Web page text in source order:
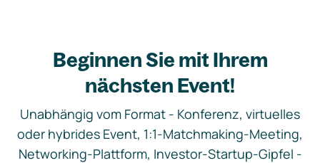
Beginnen Sie mit Ihrem
nächsten Event!
Unabhängig vom Format - Konferenz, virtuelles
oder hybrides Event, 1:1-Matchmaking-Meeting,
Networking-Plattform, Investor-Startup-Gipfel -